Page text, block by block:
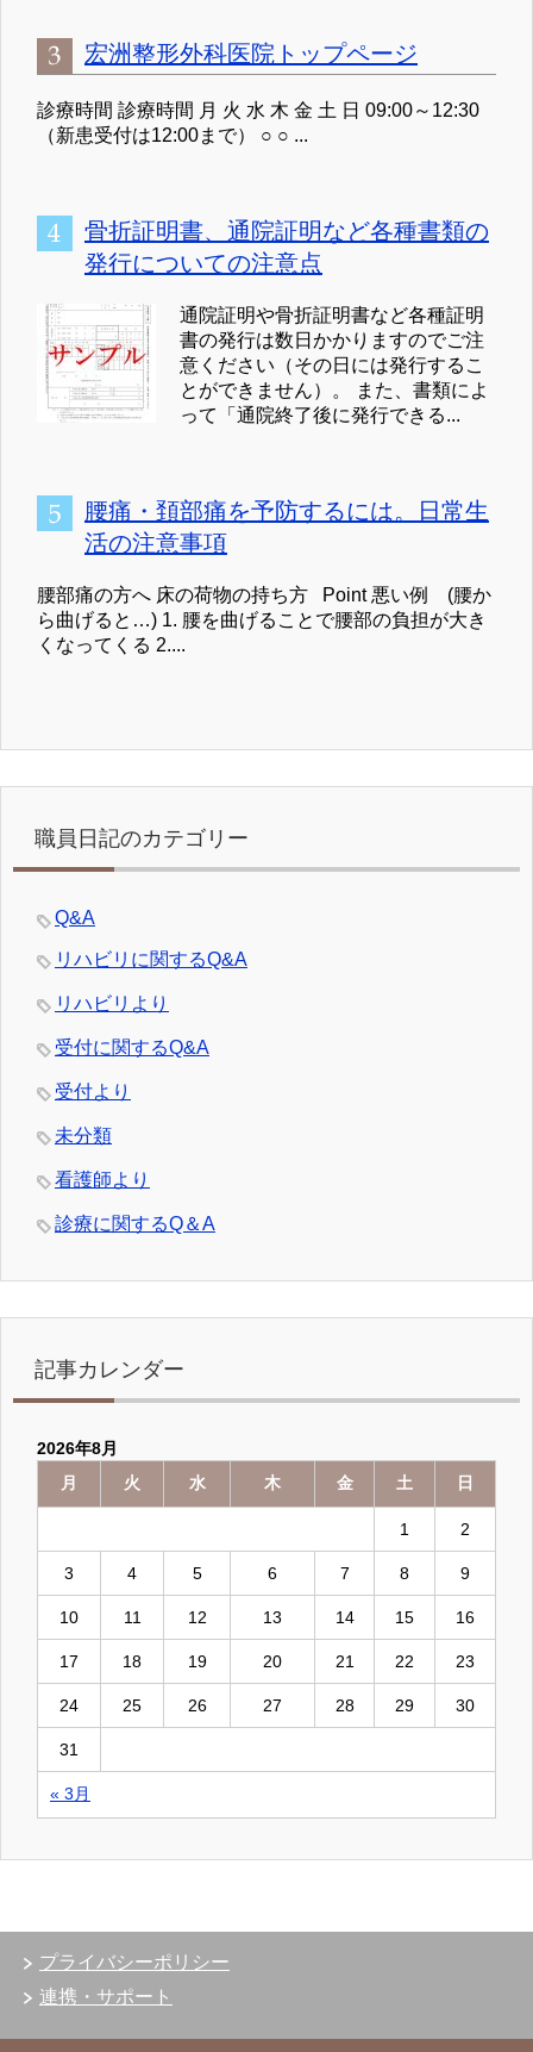
宏洲整形外科医院トップページ
診療時間 診療時間 月 火 水 木 金 土 日 09:00～12:30
（新患受付は12:00まで） ○ ○ ...
骨折証明書、通院証明など各種書類の
発行についての注意点
通院証明や骨折証明書など各種証明
書の発行は数日かかりますのでご注
意ください（その日には発行するこ
とができません）。 また、書類によ
って「通院終了後に発行できる...
腰痛・頚部痛を予防するには。日常生
活の注意事項
腰部痛の方へ 床の荷物の持ち方 Point 悪い例 (腰か
ら曲げると…) 1. 腰を曲げることで腰部の負担が大き
くなってくる 2....
職員日記のカテゴリー
Q&A
リハビリに関するQ&A
リハビリより
受付に関するQ&A
受付より
未分類
看護師より
診療に関するQ＆A
記事カレンダー
2026年8月
月
火 水 木 金 土 日
« 3月
1 2
3 4 5 6 7 8 9
10 11 12 13 14 15 16
17 18 19 20 21 22 23
24 25 26 27 28 29 30
31
プライバシーポリシー
連携・サポート